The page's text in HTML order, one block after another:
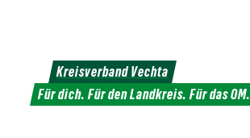
Kreisverband Vechta
Für dich. Für den Landkreis. Für das OM.